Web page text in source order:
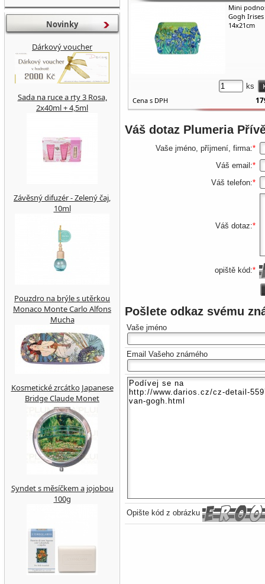
Mini
Gogh Irises
14x21cm
ks
Cena s DPH
Váš dotaz Plumeria
Vaše jméno, příjmení, firma:*
Váš email:*
Váš telefon:*
Váš dotaz:*
opiště kód:*
Pošlete odkaz svému
Vaše jméno
Email Vašeho známého
Opište kód z obrázku
Novinky
Dárkový voucher
Sada na ruce a rty 3 Rosa,
2x40ml + 4,5ml
Závěsný difuzér - Zelený čaj,
10ml
Pouzdro na brýle s utěrkou
Monaco Monte Carlo Alfons
Mucha
Kosmetické zrcátko Japanese
Bridge Claude Monet
Syndet s měsíčkem a jojobou
100g